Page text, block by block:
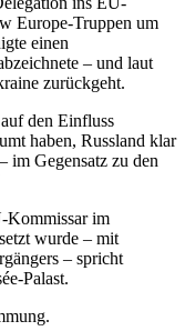
Europe-Truppen um
einen
– und laut
zurückgeht.
den Einfluss
haben, Russland klar
im Gegensatz zu den
Kommissar im
wurde – mit
– spricht
Palast.